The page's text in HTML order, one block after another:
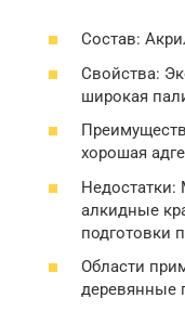
Состав:
Свойства:
широкая
хорошая
Недостатки:
алкидные
подготовки
Области
деревянные